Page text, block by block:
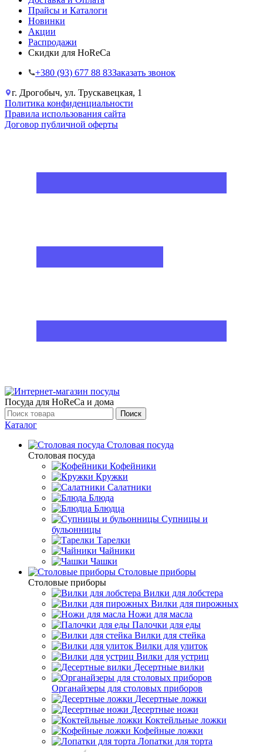
Прайсы и Каталоги
Новинки
Акции
Распродажи
Скидки для HoReCa
+38‎0 (93) 677 88 83Заказать звонок
г. Дрогобыч, ул. Трускавецкая, 1
Политика конфиденциальности
Правила использования сайта
Договор публичной оферты
Посуда для HoReCa и дома
Поиск
Каталог
Столовая посуда
Столовая посуда
Кофейники
Кружки
Салатники
Блюда
Блюдца
Супницы и
бульонницы
Тарелки
Чайники
Чашки
Cтоловые приборы
Cтоловые приборы
Вилки для лобстера
Вилки для пирожных
Ножи для масла
Палочки для еды
Вилки для стейка
Вилки для улиток
Вилки для устриц
Десертные вилки
Органайзеры для столовых приборов
Десертные ложки
Десертные ножи
Коктейльные ложки
Кофейные ложки
Лопатки для торта